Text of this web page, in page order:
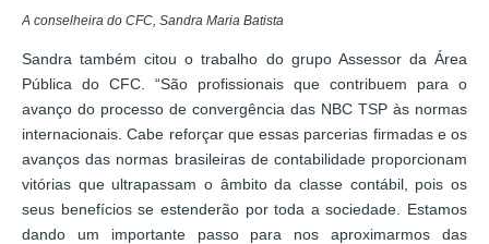
A conselheira do CFC, Sandra Maria Batista
Sandra também citou o trabalho do grupo Assessor da Área
Pública do CFC. “São profissionais que contribuem para o
avanço do processo de convergência das NBC TSP às normas
internacionais. Cabe reforçar que essas parcerias firmadas e os
avanços das normas brasileiras de contabilidade proporcionam
vitórias que ultrapassam o âmbito da classe contábil, pois os
seus benefícios se estenderão por toda a sociedade. Estamos
dando um importante passo para nos aproximarmos das